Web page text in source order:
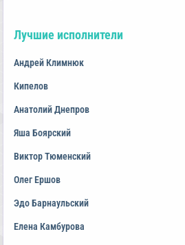
Лучшие исполнители
Андрей Климнюк
Кипелов
Анатолий Днепров
Яша Боярский
Виктор Тюменский
Олег Ершов
Эдо Барнаульский
Елена Камбурова